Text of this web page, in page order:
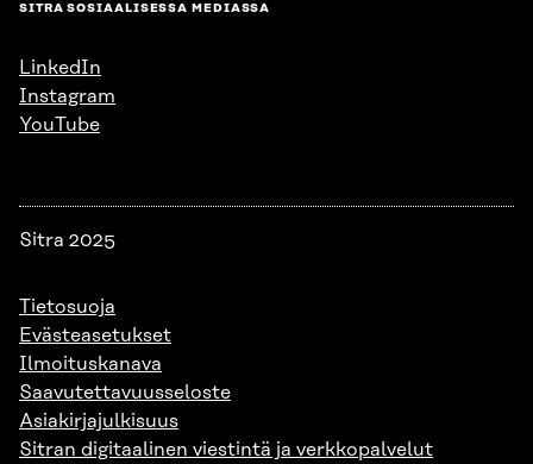
SITRA SOSIAALISESSA MEDIASSA
LinkedIn
Instagram
YouTube
Sitra 2025
Tietosuoja
Evästeasetukset
Ilmoituskanava
Saavutettavuusseloste
Asiakirjajulkisuus
Sitran digitaalinen viestintä ja verkkopalvelut